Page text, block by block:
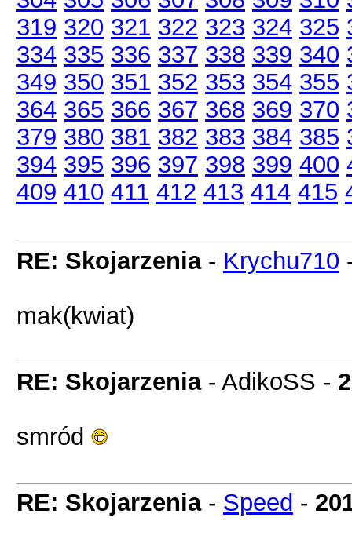
319 320 321 322 323 324 325
334 335 336 337 338 339 340
349 350 351 352 353 354 355
364 365 366 367 368 369 370
379 380 381 382 383 384 385
394 395 396 397 398 399 400
409 410 411 412 413 414 415
RE: Skojarzenia- Krychu710
mak(kwiat)
RE: Skojarzenia- AdikoSS -
smród
RE: Skojarzenia- Speed -